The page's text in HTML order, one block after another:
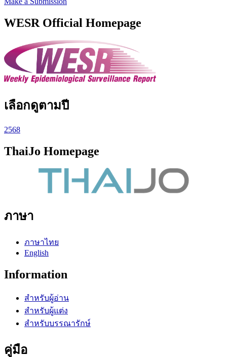
WESR Official Homepage
เลือกดูตามปี
2568
ThaiJo Homepage
ภาษา
ภาษาไทย
English
Information
สำหรับผู้อ่าน
สำหรับผู้แต่ง
สำหรับบรรณารักษ์
คู่มือ